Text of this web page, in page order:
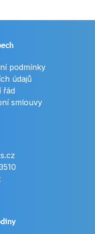
podmínky
údajů
řád
smlouvy